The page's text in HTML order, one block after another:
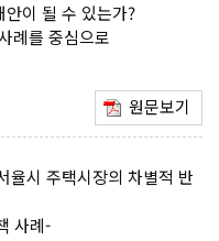
이 될 수 있는가?
례를 중심으로
원문보기
율시 주택시장의 차별적 반
사례-